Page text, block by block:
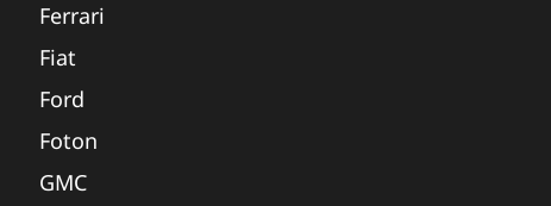
Ferrari
Fiat
Ford
Foton
GMC